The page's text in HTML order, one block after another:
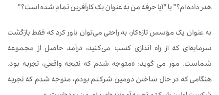
هدر داده ام؟” یا “آیا حرفه من به عنوان یک کارآفرین تمام شده است؟”
به عنوان یک مؤسس تازه‌کار، به راحتی می‌توان باور کرد که فقط بازگشت
سرمایه‌ای که از راه اندازی کسب می‌کنید، درآمد حاصل از مجموعه
شماست. مور می گوید: «متوجه شدم که نتیجه واقعی، تجربه بود.
هنگامی که در حال ساختن دومین شرکتم بودم، متوجه شدم که تجربه